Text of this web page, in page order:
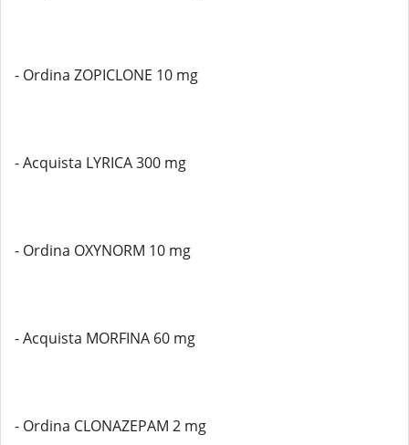
- Ordina ZOPICLONE 10 mg
- Acquista LYRICA 300 mg
- Ordina OXYNORM 10 mg
- Acquista MORFINA 60 mg
- Ordina CLONAZEPAM 2 mg